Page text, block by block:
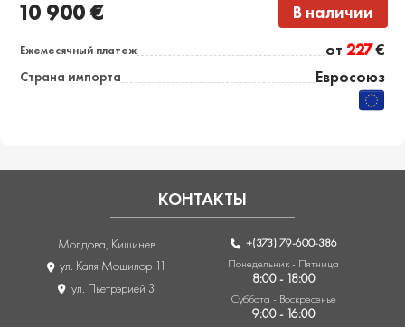
10 900 € В наличии
Ежемесячный платеж от 227€
Страна импорта Евросоюз
КОНТАКТЫ
Молдова, Кишинев
ул. Каля Мошилор 11
ул. Пьетрэрией 3
+(373) 79-600-386
Понедельник - Пятница
8:00 - 18:00
Суббота - Воскресенье
9:00 - 16:00